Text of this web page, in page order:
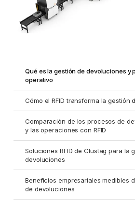
Qué es la gestión de devoluciones y
operativo
Cómo el RFID transforma la gestión
Comparación de los procesos de
y las operaciones con RFID
Soluciones RFID de Clustag para la
devoluciones
Beneficios empresariales medibles
de devoluciones